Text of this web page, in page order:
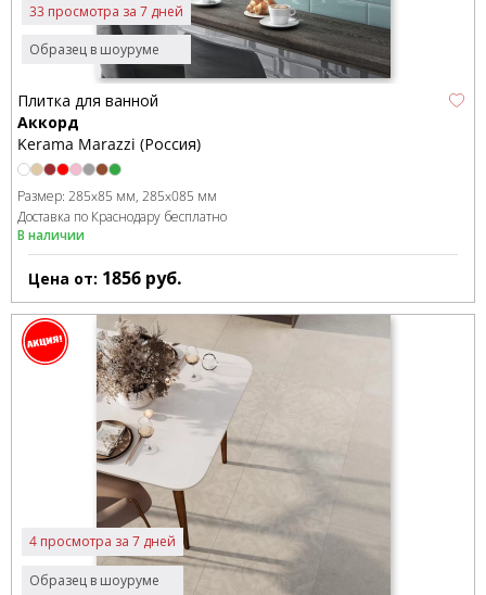
Образец в шоуруме
33 просмотра за 7 дней
Плитка для ванной
Аккорд
Kerama Marazzi (Россия)
Размер: 285x85 мм 285x085 мм
Доставка по Краснодару бесплатно
В наличии
Цена от: 1856 руб.
Образец в шоуруме
4 просмотра за 7 дней